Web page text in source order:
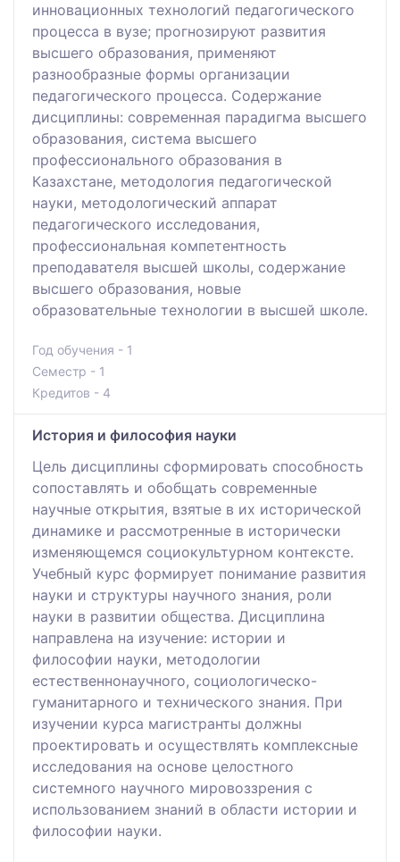
инновационных технологий педагогического
процесса в вузе; прогнозируют развития
высшего образования, применяют
разнообразные формы организации
педагогического процесса. Содержание
дисциплины: современная парадигма высшего
образования, система высшего
профессионального образования в
Казахстане, методология педагогической
науки, методологический аппарат
педагогического исследования,
профессиональная компетентность
преподавателя высшей школы, содержание
высшего образования, новые
образовательные технологии в высшей школе.
Год обучения - 1
Семестр - 1
Кредитов - 4
История и философия науки
Цель дисциплины сформировать способность
сопоставлять и обобщать современные
научные открытия, взятые в их исторической
динамике и рассмотренные в исторически
изменяющемся социокультурном контексте.
Учебный курс формирует понимание развития
науки и структуры научного знания, роли
науки в развитии общества. Дисциплина
направлена на изучение: истории и
философии науки, методологии
естественнонаучного, социологическо-
гуманитарного и технического знания. При
изучении курса магистранты должны
проектировать и осуществлять комплексные
исследования на основе целостного
системного научного мировоззрения с
использованием знаний в области истории и
философии науки.